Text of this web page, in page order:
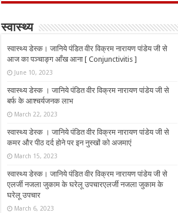
स्वास्थ्य
स्वास्थ्य डेस्क। जानिये पंडित वीर विक्रम नारायण पांडेय जी से
आज का पञ्चाङ्ग आँख आना [ Conjunctivitis ]
June 10, 2023
स्वास्थ्य डेस्क । जानिये पंडित वीर विक्रम नारायण पांडेय जी से
बर्फ के आश्चर्यजनक लाभ
March 22, 2023
स्वास्थ्य डेस्क । जानिये पंडित वीर विक्रम नारायण पांडेय जी से
कमर और पीठ दर्द होने पर इन नुस्‍खों को अजमाएं
March 15, 2023
स्वास्थ्य डेस्क। जानिये पंडित वीर विक्रम नारायण पांडेय जी से
एलर्जी नजला जुकाम के घरेलू उपचारएलर्जी नजला जुकाम के
घरेलू उपचार
March 6, 2023